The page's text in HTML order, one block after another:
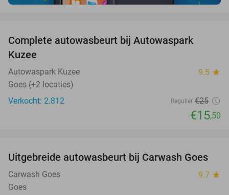
Complete autowasbeurt bij Autowaspark
Kuzee
Autowaspark Kuzee 9.5 star
Goes (+2 locaties)
Verkocht: 2.812
Regulier €25
€15,50
36%
Uitgebreide autowasbeurt bij Carwash Goes
Carwash Goes 9.7 star
Goes